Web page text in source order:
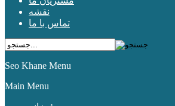
نقشه
تماس با ما
Seo Khane Menu
Main Menu